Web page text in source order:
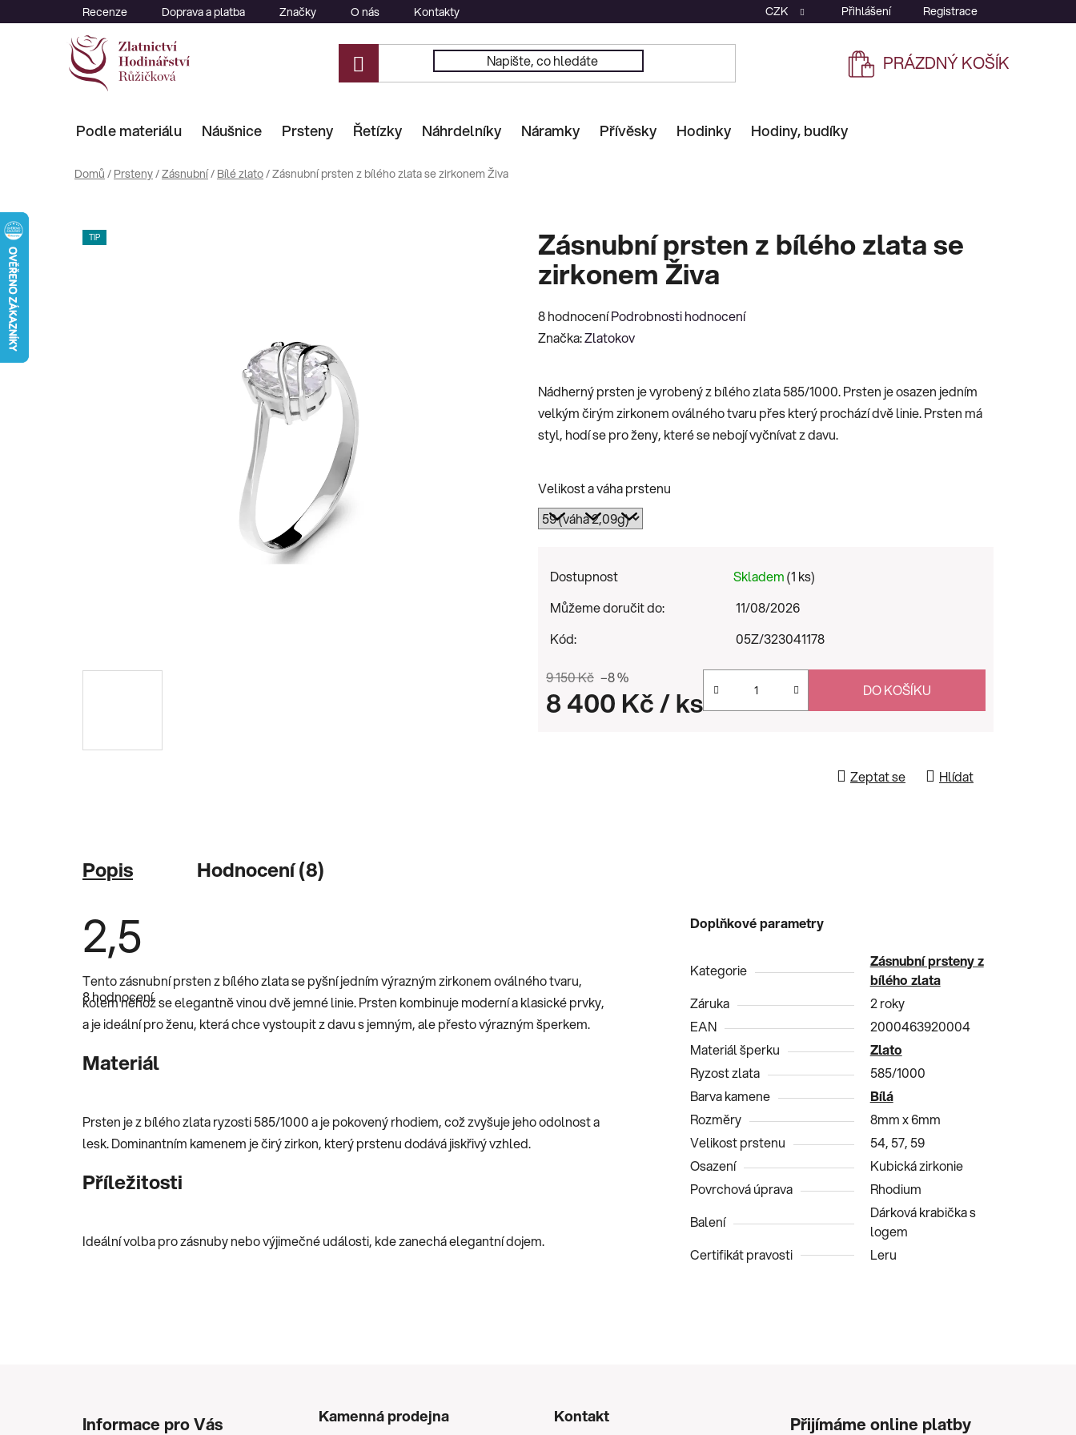
na
Recenze Doprava a platba Značky O nás Kontakty CZK Přihlášení Registrace
NÁKUPNÍ
PRÁZDNÝ KOŠÍK
Podle materiálu Náušnice Prsteny Řetízky Náhrdelníky Náramky Přívěsky Hodinky Hodiny, budíky
Domů / Prsteny/Zásnubní/ Bílé zlato/Zásnubní prsten z bílého zlata se zirkonem Živa
Zásnubní prsten z bílého zlata se
zirkonem Živa
Průměrné
hodnocení
2,5
z
5
8 hodnoceníPodrobnosti hodnocení
Značka:Zlatokov
Nádherný prsten je vyrobený z bílého zlata 585/1000. Prsten je osazen jedním
velkým čirým zirkonem oválného tvaru přes který prochází dvě linie. Prsten má
styl, hodí se pro ženy, které se nebojí vyčnívat z davu.
Velikost a váha prstenu
Dostupnost Skladem(1 ks)
Můžeme doručit do:
11/08/2026
Kód:
05Z/323041178
9 150 Kč –8 %
8 400 Kč/ ks DO KOŠÍKU
Zeptat se Hlídat
TIP
Popis Hodnocení (8)
2,5
Průměrné
hodnocení
produktu
je
2,5
hvězdiček.
8 hodnocení
Tento zásnubní prsten z bílého zlata se pyšní jedním výrazným zirkonem oválného tvaru,
kolem něhož se elegantně vinou dvě jemné linie. Prsten kombinuje moderní a klasické prvky,
a je ideální pro ženu, která chce vystoupit z davu s jemným, ale přesto výrazným šperkem.
Materiál
Prsten je z bílého zlata ryzosti 585/1000 a je pokovený rhodiem, což zvyšuje jeho odolnost a
lesk. Dominantním kamenem je čirý zirkon, který prstenu dodává jiskřivý vzhled.
Příležitosti
Ideální volba pro zásnuby nebo výjimečné události, kde zanechá elegantní dojem.
Doplňkové parametry
Kategorie
Zásnubní prsteny z
bílého zlata
Záruka
2 roky
EAN
2000463920004
Materiál šperku
Zlato
Ryzost zlata
585/1000
Barva kamene
Bílá
Rozměry
8mm x 6mm
Velikost prstenu
54, 57, 59
Osazení
Kubická zirkonie
Povrchová úprava
Rhodium
Balení
Dárková krabička s
logem
Certifikát pravosti
Leru
Informace pro Vás Kamenná prodejna Kontakt Přijímáme online platby